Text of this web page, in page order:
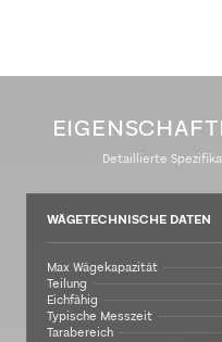
Detaillierte
WÄGETECHNISCHE DATEN
Max Wägekapazität
Teilung
Eichfähig
Typische Messzeit
Tarabereich